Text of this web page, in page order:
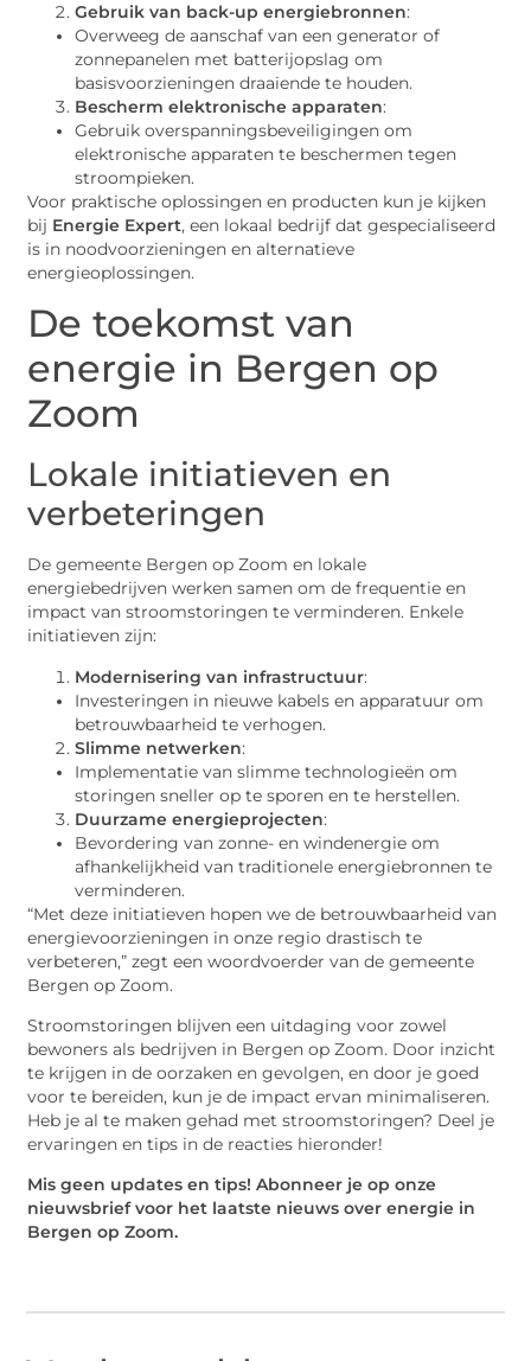
Gebruik van back-up energiebronnen:
Overweeg de aanschaf van een generator of
zonnepanelen met batterijopslag om
basisvoorzieningen draaiende te houden.
Bescherm elektronische apparaten:
Gebruik overspanningsbeveiligingen om
elektronische apparaten te beschermen tegen
stroompieken.
Voor praktische oplossingen en producten kun je kijken
bij Energie Expert, een lokaal bedrijf dat gespecialiseerd
is in noodvoorzieningen en alternatieve
energieoplossingen.
De toekomst van
energie in Bergen op
Zoom
Lokale initiatieven en
verbeteringen
De gemeente Bergen op Zoom en lokale
energiebedrijven werken samen om de frequentie en
impact van stroomstoringen te verminderen. Enkele
initiatieven zijn:
Modernisering van infrastructuur:
Investeringen in nieuwe kabels en apparatuur om
betrouwbaarheid te verhogen.
Slimme netwerken:
Implementatie van slimme technologieën om
storingen sneller op te sporen en te herstellen.
Duurzame energieprojecten:
Bevordering van zonne- en windenergie om
afhankelijkheid van traditionele energiebronnen te
verminderen.
“Met deze initiatieven hopen we de betrouwbaarheid van
energievoorzieningen in onze regio drastisch te
verbeteren,” zegt een woordvoerder van de gemeente
Bergen op Zoom.
Stroomstoringen blijven een uitdaging voor zowel
bewoners als bedrijven in Bergen op Zoom. Door inzicht
te krijgen in de oorzaken en gevolgen, en door je goed
voor te bereiden, kun je de impact ervan minimaliseren.
Heb je al te maken gehad met stroomstoringen? Deel je
ervaringen en tips in de reacties hieronder!
Mis geen updates en tips! Abonneer je op onze
nieuwsbrief voor het laatste nieuws over energie in
Bergen op Zoom.